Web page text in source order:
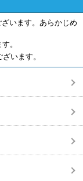
います。あらかじめ
。
います。